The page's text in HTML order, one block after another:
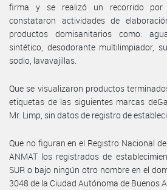
firma y se realizó un recorrido por
constataron actividades de
productos domisanitarios como:
sintético, desodorante multilimpiador,
sodio, lavavajillas.
Que se visualizaron productos
etiquetas de las siguientes marcas
Mr. Limp, sin datos de registro de
Que no figuran en el Registro Nacional
ANMAT los registrados de
SUR o bajo ningún otro nombre en el
3048 de la Ciudad Autónoma de Buenos